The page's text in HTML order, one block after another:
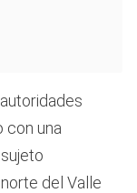
con una
del Valle